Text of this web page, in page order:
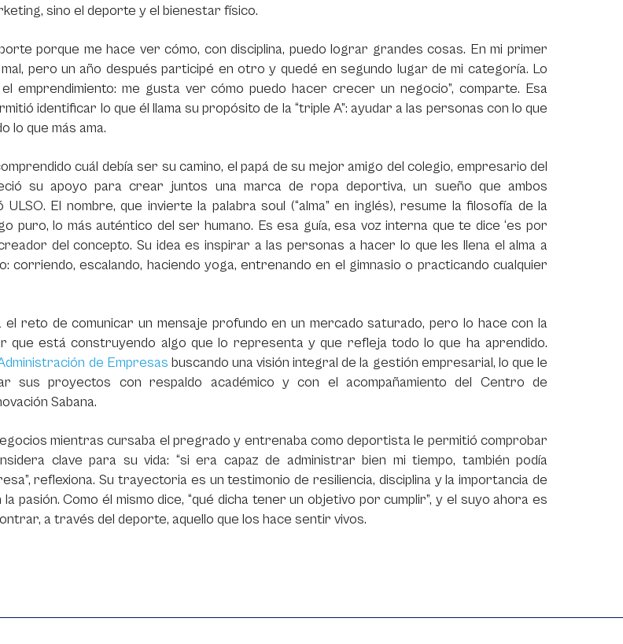
sino el deporte y el bienestar físico.
porque me hace ver cómo, con disciplina, puedo lograr grandes cosas. En mi primer
pero un año después participé en otro y quedé en segundo lugar de mi categoría. Lo
emprendimiento: me gusta ver cómo puedo hacer crecer un negocio”, comparte. Esa
identificar lo que él llama su propósito de la “triple A”: ayudar a las personas con lo que
lo que más ama.
cuál debía ser su camino, el papá de su mejor amigo del colegio, empresario del
su apoyo para crear juntos una marca de ropa deportiva, un sueño que ambos
ULSO. El nombre, que invierte la palabra soul (“alma” en inglés), resume la filosofía de la
puro, lo más auténtico del ser humano. Es esa guía, esa voz interna que te dice ‘es por
creador del concepto. Su idea es inspirar a las personas a hacer lo que les llena el alma a
corriendo, escalando, haciendo yoga, entrenando en el gimnasio o practicando cualquier
el reto de comunicar un mensaje profundo en un mercado saturado, pero lo hace con la
que está construyendo algo que lo representa y que refleja todo lo que ha aprendido.
de Empresas buscando una visión integral de la gestión empresarial, lo que le
sus proyectos con respaldo académico y con el acompañamiento del Centro de
Sabana.
mientras cursaba el pregrado y entrenaba como deportista le permitió comprobar
clave para su vida: “si era capaz de administrar bien mi tiempo, también podía
reflexiona. Su trayectoria es un testimonio de resiliencia, disciplina y la importancia de
pasión. Como él mismo dice, “qué dicha tener un objetivo por cumplir”, y el suyo ahora es
a través del deporte, aquello que los hace sentir vivos.